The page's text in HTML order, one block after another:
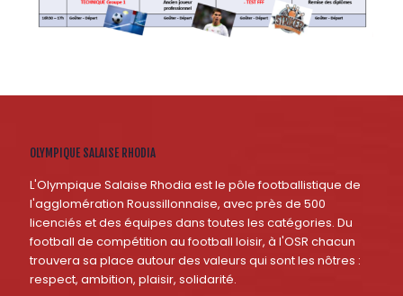
OLYMPIQUE SALAISE RHODIA
L'Olympique Salaise Rhodia est le pôle footballistique de
l'agglomération Roussillonnaise, avec près de 500
licenciés et des équipes dans toutes les catégories. Du
football de compétition au football loisir, à l'OSR chacun
trouvera sa place autour des valeurs qui sont les nôtres :
respect, ambition, plaisir, solidarité.